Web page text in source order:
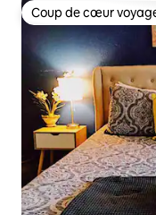
Coup de cœur
Coup de cœur